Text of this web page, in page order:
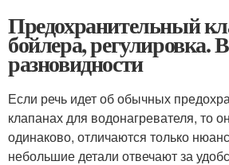
Предохранительный
бойлера, регулировка.
разновидности
Если речь идет об обычных
клапанах для водонагревателя, то
одинаково, отличаются только
небольшие детали отвечают за